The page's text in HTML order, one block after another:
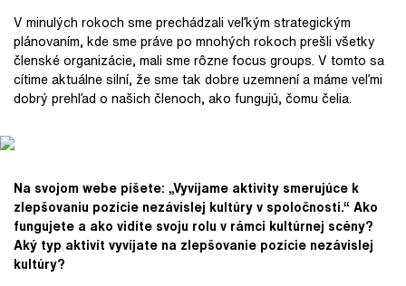
V minulých rokoch sme prechádzali veľkým strategickým
plánovaním, kde sme práve po mnohých rokoch prešli všetky
členské organizácie, mali sme rôzne focus groups. V tomto sa
cítime aktuálne silní, že sme tak dobre uzemnení a máme veľmi
dobrý prehľad o našich členoch, ako fungujú, čomu čelia.
Na svojom webe píšete: „Vyvíjame aktivity smerujúce k
zlepšovaniu pozície nezávislej kultúry v spoločnosti.“ Ako
fungujete a ako vidíte svoju rolu v rámci kultúrnej scény?
Aký typ aktivít vyvíjate na zlepšovanie pozície nezávislej
kultúry?